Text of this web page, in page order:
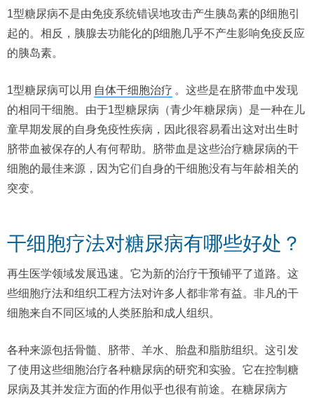
1型糖尿病不是由免疫系统错误地攻击产生胰岛素的β细胞引
起的。相反，胰腺去功能化的β细胞几乎不产生影响免疫反应
的胰岛素。
1型糖尿病可以用 自体干细胞治疗 。这些是在脐带血中发现
的相同干细胞。由于1型糖尿病（青少年糖尿病）是一种在儿
童早期发展的自身免疫性疾病，因此很容易看出这对出生时
脐带血被保存的人有何帮助。脐带血是这些治疗糖尿病的干
细胞的最佳来源，因为它们自身的干细胞没有与年龄相关的
突变。
干细胞疗法对糖尿病有哪些好处？
再生医学领域发展迅速。它为新的治疗干预铺平了道路。这
些细胞疗法和组织工程方法对许多人都非常有益。非凡的干
细胞来自不同区域的人类胚胎和成人组织。
各种来源包括骨髓、脐带、羊水、胎盘和脂肪组织。这引发
了使用这些细胞治疗各种糖尿病的研究和实验。它在控制糖
尿病及其并发症方面的作用似乎也很有前途。在糖尿病方